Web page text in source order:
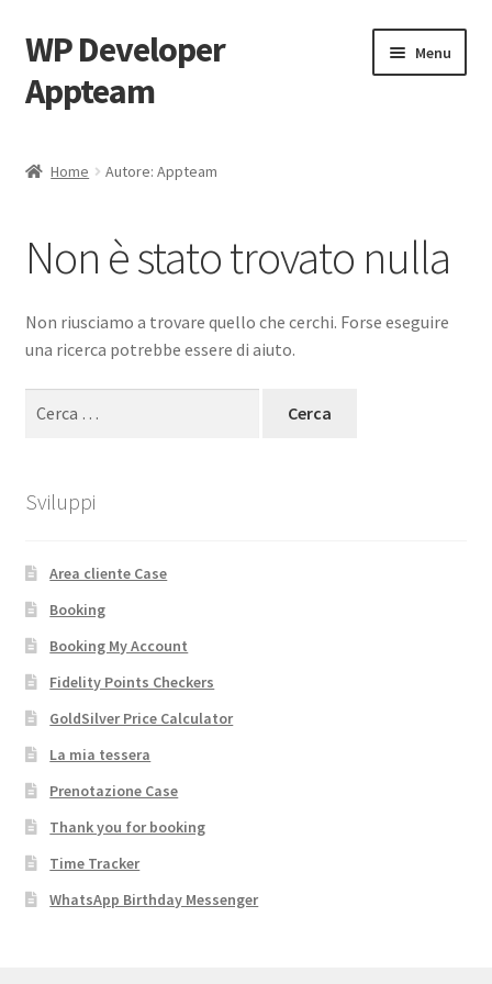
WP Developer
Appteam
Menu
Start
Home Autore: Appteam
Non è stato trovato nulla
Non riusciamo a trovare quello che cerchi. Forse eseguire
una ricerca potrebbe essere di aiuto.
Sviluppi
Area cliente Case
Booking
Booking My Account
Fidelity Points Checkers
GoldSilver Price Calculator
La mia tessera
Prenotazione Case
Thank you for booking
Time Tracker
WhatsApp Birthday Messenger